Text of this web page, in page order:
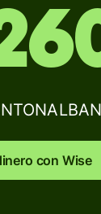
con Wise